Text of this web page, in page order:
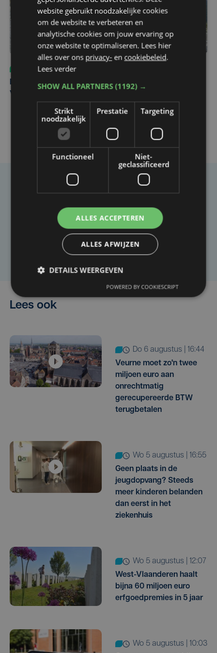
Sport
do 6 augustus | 10:49
Margot Vanpachtenbeke beklimt zeven keer de Mont
Ventoux
Taalfout opgemerkt?
Heb je een taal- of schrijffout opgemerkt in dit
artikel?
Laat het ons weten
Lees ook
do 6 augustus | 16:44
Veurne moet zo'n twee
miljoen euro aan
onrechtmatig
gerecupereerde BTW
terugbetalen
wo 5 augustus | 16:55
Geen plaats in de
jeugdopvang? Steeds
meer kinderen belanden
dan eerst in het
ziekenhuis
wo 5 augustus | 12:07
West-Vlaanderen haalt
bijna 60 miljoen euro
erfgoedpremies in 5 jaar
wo 5 augustus | 10:03
website gebruikt noodzakelijke cookies
om de website te verbeteren en
analytische cookies om jouw ervaring op
onze website te optimaliseren. Lees hier
alles over ons privacy- en cookiebeleid.
Lees verder
SHOW ALL PARTNERS(1192) →
Strikt
noodzakelijk
Prestatie Targeting
Functioneel
Niet-
geclassificeerd
ALLES ACCEPTEREN
ALLES AFWIJZEN
DETAILS WEERGEVEN
POWERED BY COOKIESCRIPT